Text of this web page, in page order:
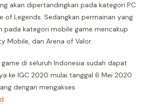
akan dipertandingkan pada kategori PC
of Legends. Sedangkan permainan yang
pada kategori mobile game mencakup
Mobile, dan Arena of Valor.
di seluruh Indonesia sudah dapat
ke IGC 2020 mulai tanggal 6 Mei 2020
dengan mengakses
.